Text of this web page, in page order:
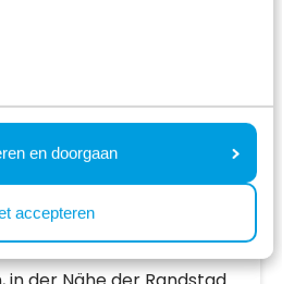
en doorgaan
accepteren
Ferienhäuser